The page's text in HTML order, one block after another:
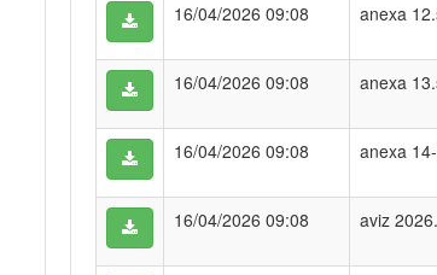
16/04/2026 09:08 anexa
16/04/2026 09:08 anexa
16/04/2026 09:08 anexa
16/04/2026 09:08 aviz